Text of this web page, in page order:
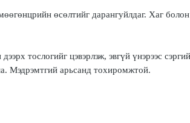
өсөлтийг дарангуйлдаг. Хаг болон
тослогийг цэвэрлэж, эвгүй үнэрээс
Мэдрэмтгий арьсанд тохиромжтой.